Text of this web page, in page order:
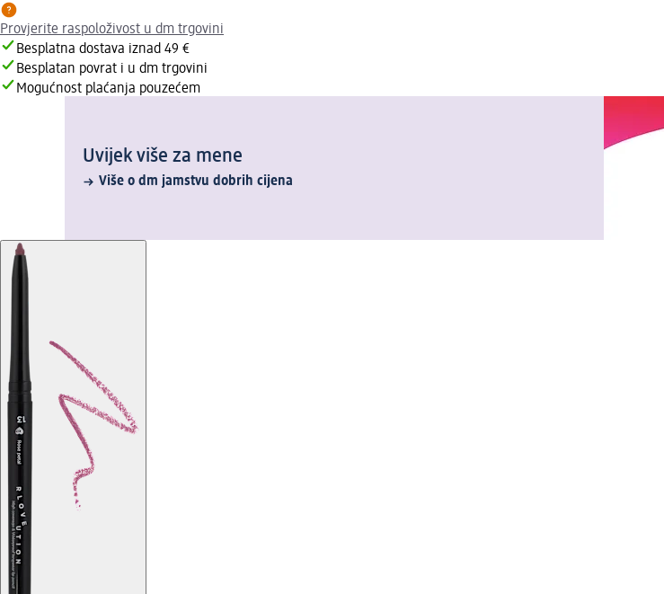
Provjerite raspoloživost u dm trgovini
Besplatna dostava iznad 49 €
Besplatan povrat i u dm trgovini
Mogućnost plaćanja pouzećem
Uvijek više za mene
Više o dm jamstvu dobrih cijena